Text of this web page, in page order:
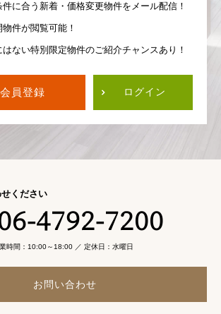
に合う 新着・価格変更物件を メール配信！
物件が閲覧可能！
はない特別限定物件のご紹介チャンスあり！
員登録 ログイン
ください
4792-7200
時間：10:00～18:00 ／ 定休日：水曜日
お問い合わせ